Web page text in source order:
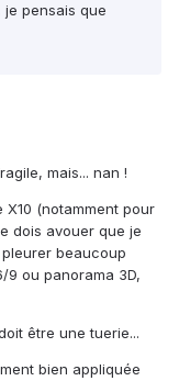
je pensais que
mais... nan !
(notamment pour
dois avouer que je
beaucoup
9 ou panorama 3D,
être une tuerie...
bien appliquée